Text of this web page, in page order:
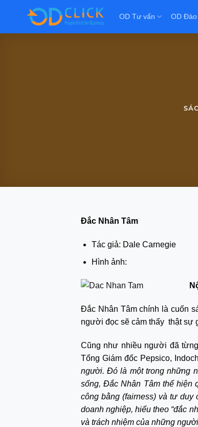
OD Tư vấn OD
Đắc Nhân Tâm
Tác giả: Dale Carnegie
Hình ảnh:
Đắc Nhân Tâm chính là cuốn
người đọc sẽ cảm thấy thật sự
Cũng như nhiều người đã
Tổng Giám đốc Pepsico,
người. Đó là một trong những
sống, Đắc Nhân Tâm thể hiện
công bằng (fairness) và tư
doanh nghiệp, hiểu theo “đắc
và trách nhiệm của những